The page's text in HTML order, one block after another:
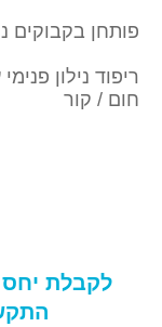
פותחן בקבוקים
ריפוד נילון
חום / קור
לקבלת יחס